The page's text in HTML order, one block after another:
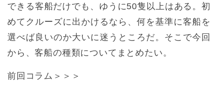
できる客船だけでも、ゆうに50隻以上はある。初
めてクルーズに出かけるなら、何を基準に客船を
選べば良いのか大いに迷うところだ。そこで今回
から、客船の種類についてまとめたい。
前回コラム＞＞＞